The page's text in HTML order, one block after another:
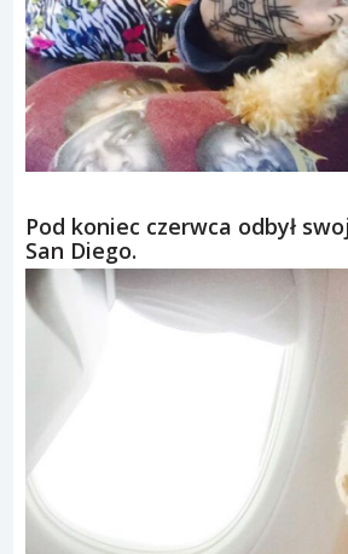
Pod koniec czerwca odbył
San Diego.